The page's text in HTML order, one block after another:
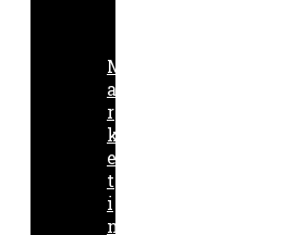
M
a
r
k
e
t
i
n